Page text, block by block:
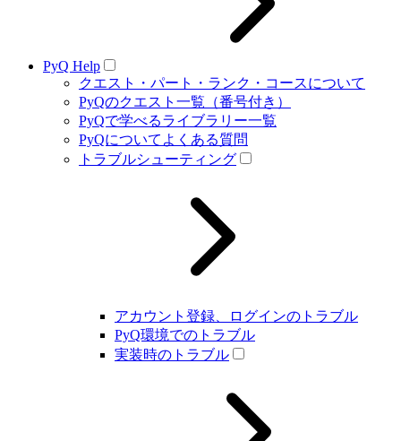
PyQ Help
クエスト・パート・ランク・コースについて
PyQのクエスト一覧（番号付き）
PyQで学べるライブラリー一覧
PyQについてよくある質問
トラブルシューティング
アカウント登録、ログインのトラブル
PyQ環境でのトラブル
実装時のトラブル